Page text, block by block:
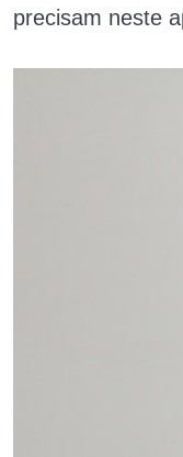
precisam neste